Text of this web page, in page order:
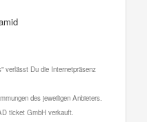
verlässt Du die Internetpräsenz
des jeweiligen Anbieters.
ticket GmbH verkauft.